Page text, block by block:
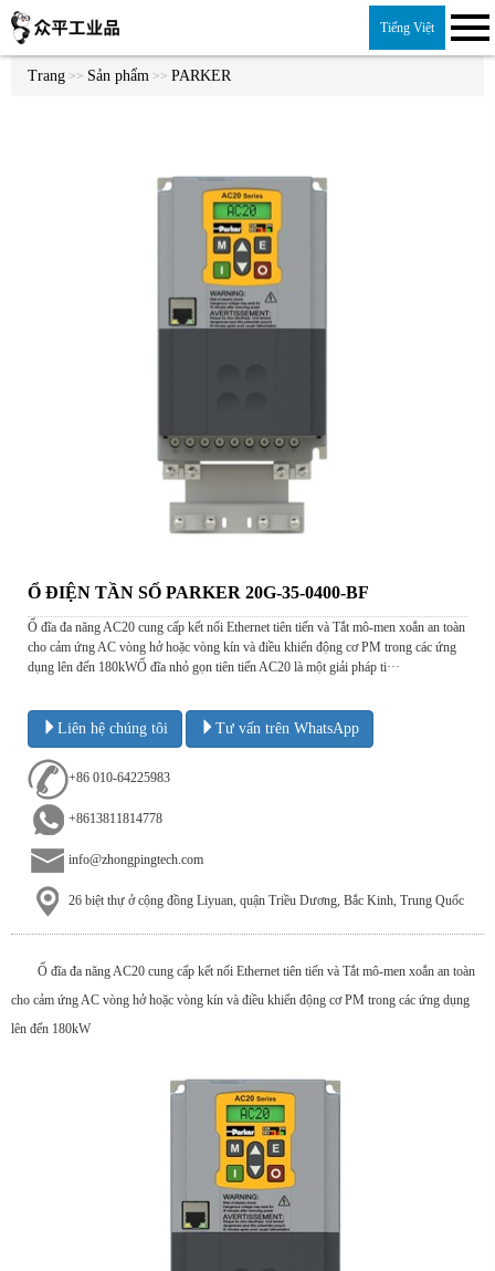
Tiếng Việt
Trang >> Sản phẩm >> PARKER
Ổ ĐIỆN TẦN SỐ PARKER 20G-35-0400-BF
Ổ đĩa đa năng AC20 cung cấp kết nối Ethernet tiên tiến và Tắt mô-men xoắn an toàn
cho cảm ứng AC vòng hở hoặc vòng kín và điều khiển động cơ PM trong các ứng
dụng lên đến 180kWỔ đĩa nhỏ gọn tiên tiến AC20 là một giải pháp ti···
Liên hệ chúng tôi Tư vấn trên WhatsApp
+86 010-64225983
+8613811814778
info@zhongpingtech.com
26 biệt thự ở cộng đồng Liyuan, quận Triều Dương, Bắc Kinh, Trung Quốc
Ổ đĩa đa năng AC20 cung cấp kết nối Ethernet tiên tiến và Tắt mô-men xoắn an toàn
cho cảm ứng AC vòng hở hoặc vòng kín và điều khiển động cơ PM trong các ứng dụng
lên đến 180kW